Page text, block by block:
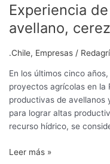
Experiencia
avellano,
.Chile, Empresas /
En los últimos cinco
proyectos agrícolas en la
productivas de avellanos
para lograr altas
recurso hídrico, se
Leer más »